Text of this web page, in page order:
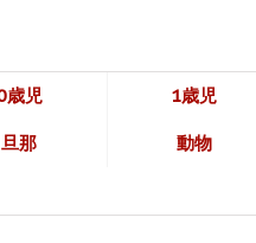
歳児 1歳児
旦那 動物